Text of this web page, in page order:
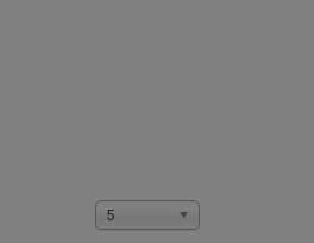
Tételek #
5